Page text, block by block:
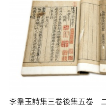
李羣玉詩集三卷後集五卷